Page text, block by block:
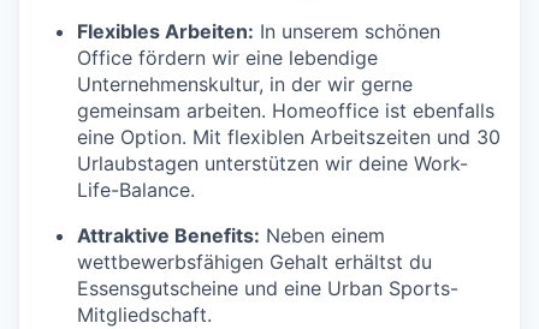
Flexibles Arbeiten: In unserem schönen
Office fördern wir eine lebendige
Unternehmenskultur, in der wir gerne
gemeinsam arbeiten. Homeoffice ist ebenfalls
eine Option. Mit flexiblen Arbeitszeiten und 30
Urlaubstagen unterstützen wir deine Work-
Life-Balance.
Attraktive Benefits: Neben einem
wettbewerbsfähigen Gehalt erhältst du
Essensgutscheine und eine Urban Sports-
Mitgliedschaft.